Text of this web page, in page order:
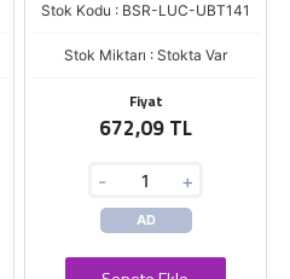
Stok Kodu : BSR-LUC-UBT141
Stok Miktarı : Stokta Var
Fiyat
672,09 TL
- +
AD